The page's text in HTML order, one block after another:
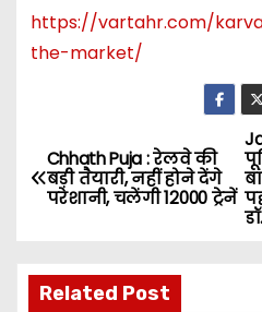
https://vartahr.com/
the-market/
P
o
t
Chhath Puja : रेलवे की
बड़ी तैयारी, नहीं होने देंगे
परेशानी, चलेंगी 12000 ट्रेनें
Related Post